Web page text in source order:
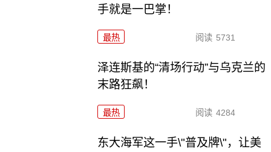
手就是一巴掌！
最热 阅读 5731
泽连斯基的“清场行动”与乌克兰的
末路狂飙！
最热 阅读 4284
东大海军这一手\"普及牌\"，让美